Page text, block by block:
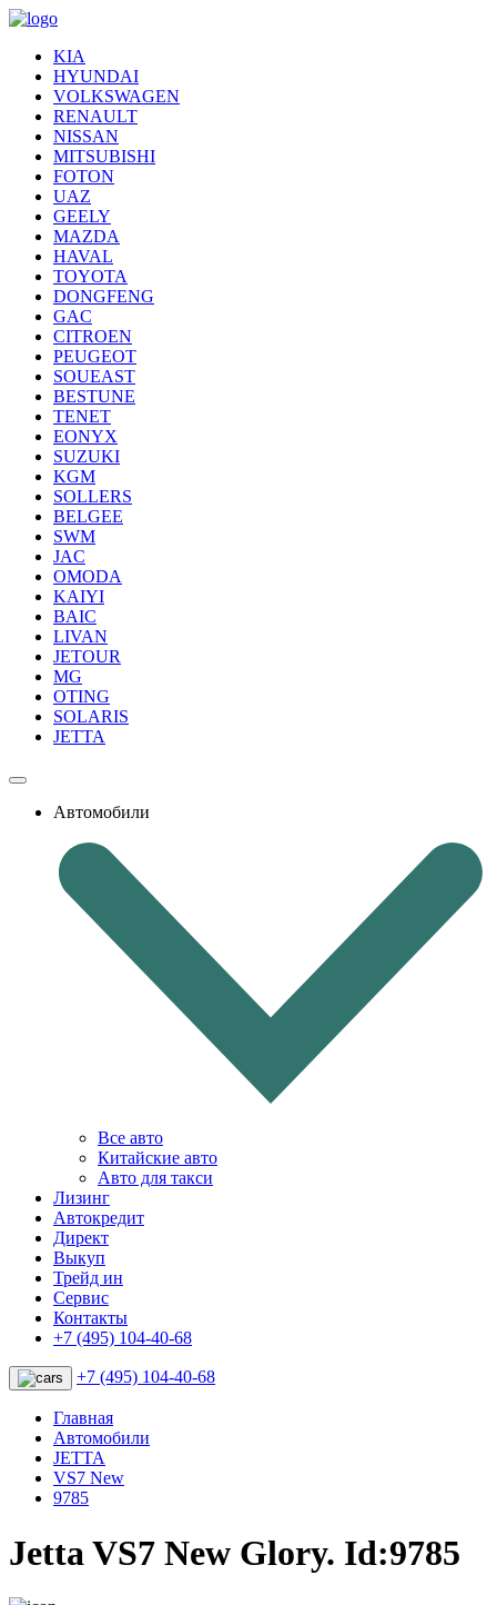
KIA
HYUNDAI
VOLKSWAGEN
RENAULT
NISSAN
MITSUBISHI
FOTON
UAZ
GEELY
MAZDA
HAVAL
TOYOTA
DONGFENG
GAC
CITROEN
PEUGEOT
SOUEAST
BESTUNE
TENET
EONYX
SUZUKI
KGM
SOLLERS
BELGEE
SWM
JAC
OMODA
KAIYI
BAIC
LIVAN
JETOUR
MG
OTING
SOLARIS
JETTA
Автомобили
Все авто
Китайские авто
Авто для такси
Лизинг
Автокредит
Директ
Выкуп
Трейд ин
Сервис
Контакты
+7 (495) 104-40-68
+7 (495) 104-40-68
Главная
Автомобили
JETTA
VS7 New
9785
Jetta VS7 New Glory. Id:9785